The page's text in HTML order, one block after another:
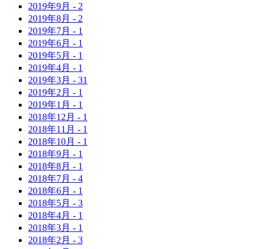
2019年9月 - 2
2019年8月 - 2
2019年7月 - 1
2019年6月 - 1
2019年5月 - 1
2019年4月 - 1
2019年3月 - 31
2019年2月 - 1
2019年1月 - 1
2018年12月 - 1
2018年11月 - 1
2018年10月 - 1
2018年9月 - 1
2018年8月 - 1
2018年7月 - 4
2018年6月 - 1
2018年5月 - 3
2018年4月 - 1
2018年3月 - 1
2018年2月 - 3